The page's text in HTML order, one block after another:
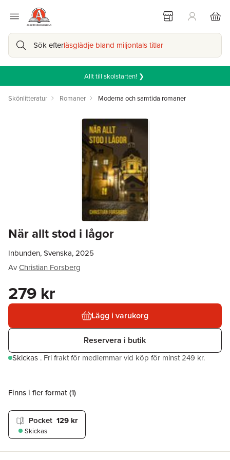
Sök efterläsglädje bland miljontals titlar
Allt till skolstarten! ❯
Skönlitteratur Romaner Moderna och samtida romaner
När allt stod i lågor
Inbunden, Svenska, 2025
AvChristian Forsberg
279 kr
Lägg i varukorg
Reservera i butik
Skickas . Fri frakt för medlemmar vid köp för minst 249 kr.
Finns i fler format (1)
Pocket 129 kr
Skickas